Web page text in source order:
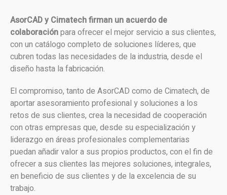
AsorCAD y Cimatech firman un acuerdo de
colaboraciónpara ofrecer el mejor servicio a sus clientes,
con un catálogo completo de soluciones líderes, que
cubren todas las necesidades de la industria, desde el
diseño hasta la fabricación.
El compromiso, tanto de AsorCAD como de Cimatech, de
aportar asesoramiento profesional y soluciones a los
retos de sus clientes, crea la necesidad de cooperación
con otras empresas que, desde su especialización y
liderazgo en áreas profesionales complementarias
puedan añadir valor a sus propios productos, con el fin de
ofrecer a sus clientes las mejores soluciones, integrales,
en beneficio de sus clientes y de la excelencia de su
trabajo.